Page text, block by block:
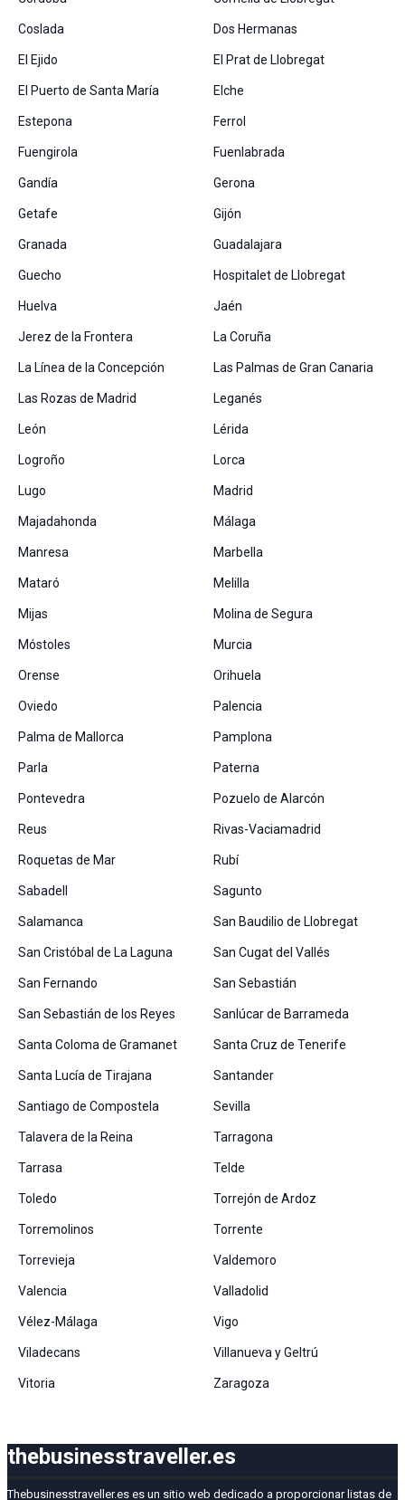
Coslada Dos Hermanas
El Ejido El Prat de Llobregat
El Puerto de Santa María Elche
Estepona Ferrol
Fuengirola Fuenlabrada
Gandía Gerona
Getafe Gijón
Granada Guadalajara
Guecho Hospitalet de Llobregat
Huelva Jaén
Jerez de la Frontera La Coruña
La Línea de la Concepción Las Palmas de Gran Canaria
Las Rozas de Madrid Leganés
León Lérida
Logroño Lorca
Lugo Madrid
Majadahonda Málaga
Manresa Marbella
Mataró Melilla
Mijas Molina de Segura
Móstoles Murcia
Orense Orihuela
Oviedo Palencia
Palma de Mallorca Pamplona
Parla Paterna
Pontevedra Pozuelo de Alarcón
Reus Rivas-Vaciamadrid
Roquetas de Mar Rubí
Sabadell Sagunto
Salamanca San Baudilio de Llobregat
San Cristóbal de La Laguna San Cugat del Vallés
San Fernando San Sebastián
San Sebastián de los Reyes Sanlúcar de Barrameda
Santa Coloma de Gramanet Santa Cruz de Tenerife
Santa Lucía de Tirajana Santander
Santiago de Compostela Sevilla
Talavera de la Reina Tarragona
Tarrasa Telde
Toledo Torrejón de Ardoz
Torremolinos Torrente
Torrevieja Valdemoro
Valencia Valladolid
Vélez-Málaga Vigo
Viladecans Villanueva y Geltrú
Vitoria Zaragoza
thebusinesstraveller.es
Thebusinesstraveller.es es un sitio web dedicado a proporcionar listas de